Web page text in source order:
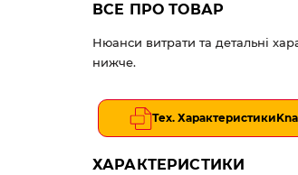
ВСЕ ПРО ТОВАР
Нюанси витрати та детальні
нижче.
Тех. Характеристики
ХАРАКТЕРИСТИКИ